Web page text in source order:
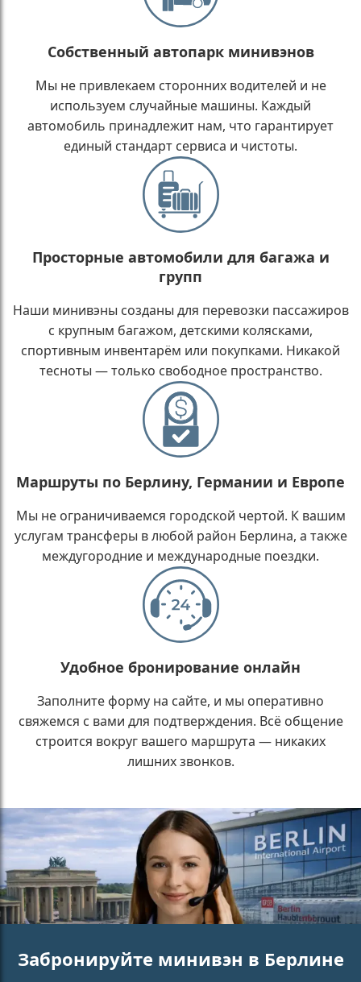
Собственный автопарк минивэнов
Мы не привлекаем сторонних водителей и не
используем случайные машины. Каждый
автомобиль принадлежит нам, что гарантирует
единый стандарт сервиса и чистоты.
Просторные автомобили для багажа и
групп
Наши минивэны созданы для перевозки пассажиров
с крупным багажом, детскими колясками,
спортивным инвентарём или покупками. Никакой
тесноты — только свободное пространство.
Маршруты по Берлину, Германии и Европе
Мы не ограничиваемся городской чертой. К вашим
услугам трансферы в любой район Берлина, а также
междугородние и международные поездки.
Удобное бронирование онлайн
Заполните форму на сайте, и мы оперативно
свяжемся с вами для подтверждения. Всё общение
строится вокруг вашего маршрута — никаких
лишних звонков.
Забронируйте минивэн в Берлине